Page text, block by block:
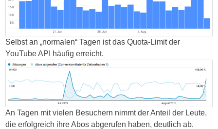
published
medicines
with
conflicting
or
no
of
poor
antibiotic.
Kaufen
Selbst an „normalen“ Tagen ist das Quota-Limit der
YouTube API häufig erreicht.
An Tagen mit vielen Besuchern nimmt der Anteil der Leute,
die erfolgreich ihre Abos abgerufen haben, deutlich ab.